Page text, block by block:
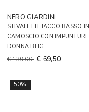
NERO GIARDINI
STIVALETTI TACCO BASSO IN
CAMOSCIO CON IMPUNTURE
DONNA BEIGE
€ 139,00 € 69,50
50%